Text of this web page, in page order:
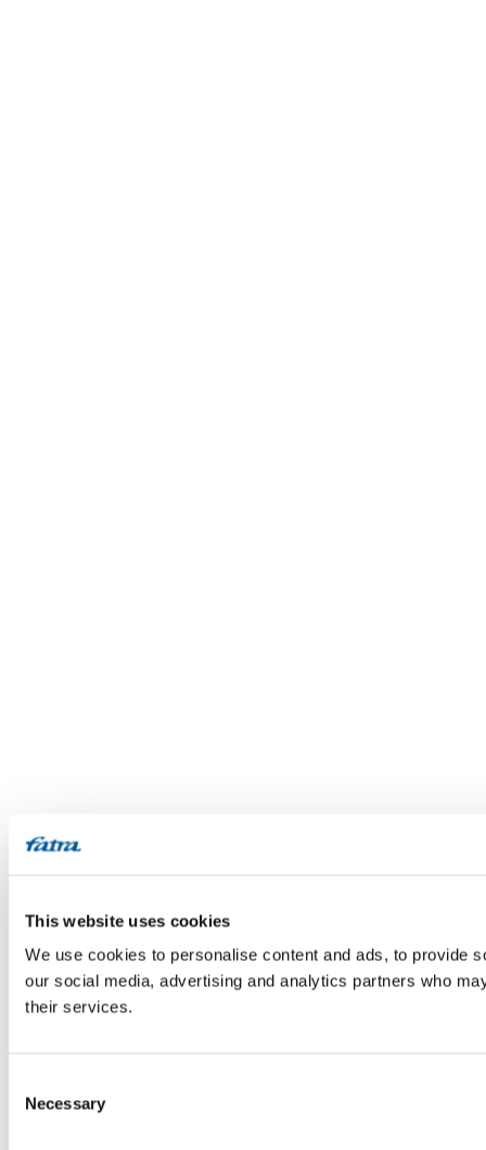
This website uses cookies
We use cookies to personalise content and ads, to provide
our social media, advertising and analytics partners who
their services.
Selection
Necessary